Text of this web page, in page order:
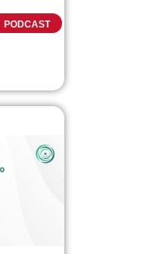
PODCAST